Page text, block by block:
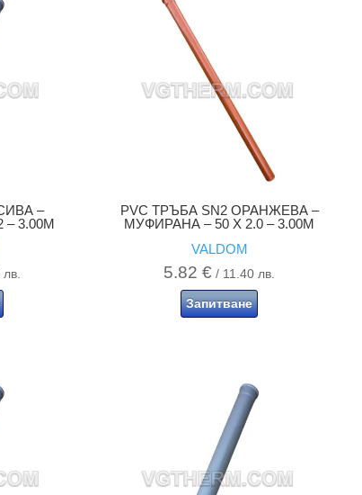
–
3.00M
PVC ТРЪБА SN2 ОРАНЖЕВА –
МУФИРАНА – 50 X 2.0 – 3.00M
VALDOM
5.82€ / 11.40 лв.
Запитване